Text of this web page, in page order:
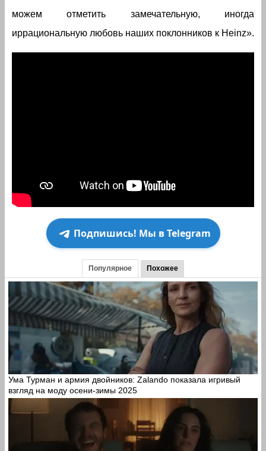
можем отметить замечательную, иногда
иррациональную любовь наших поклонников к Heinz».
Подпишись! Мы в Telegram
Популярное Похожее
Ума Турман и армия двойников: Zalando показала игривый
взгляд на моду осени-зимы 2025